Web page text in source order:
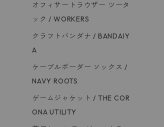
オフィサートラウザー ツータ
ック / WORKERS
クラフトバンダナ / BANDAIY
A
ケーブルボーダー ソックス /
NAVY ROOTS
ゲームジャケット / THE COR
ONA UTILITY